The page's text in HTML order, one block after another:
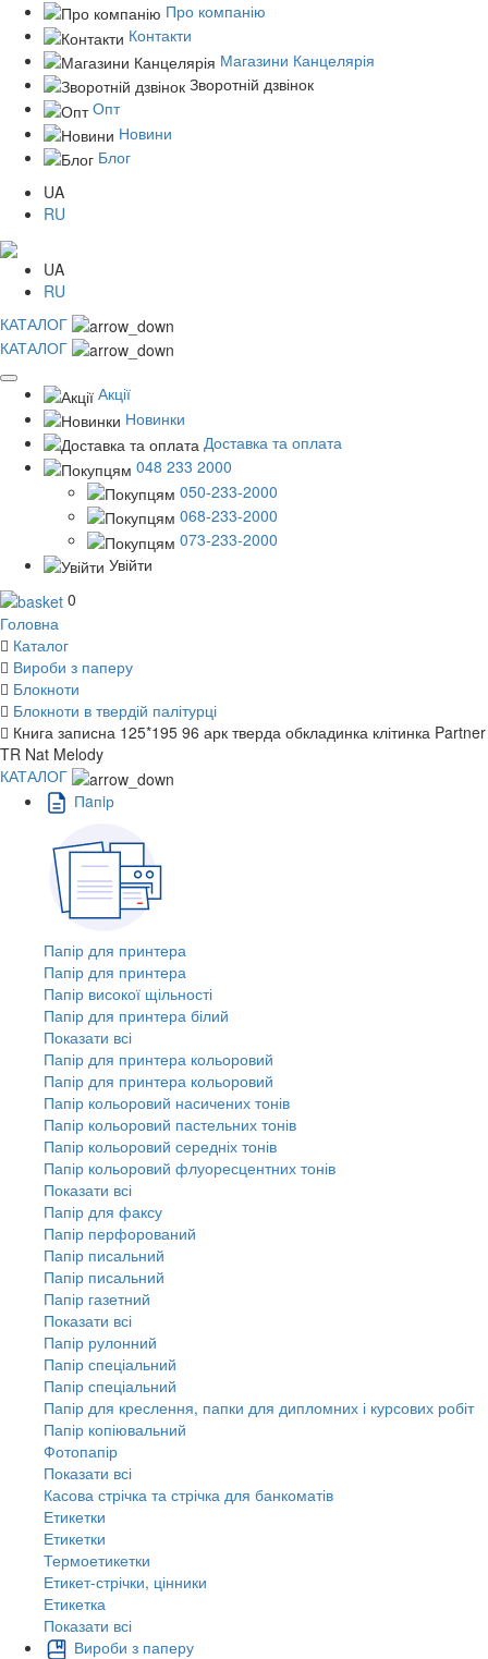
Про компанію
Контакти
Магазини Канцелярія
Зворотній дзвінок
Опт
Новини
Блог
UA
RU
UA
RU
КАТАЛОГ
КАТАЛОГ
Акції
Новинки
Доставка та оплата
048 233 2000
050-233-2000
068-233-2000
073-233-2000
Увійти
0
Головна
Каталог
Вироби з паперу
Блокноти
Блокноти в твердій палітурці
Книга записна 125*195 96 арк тверда обкладинка клітинка Partner
TR Nat Melody
КАТАЛОГ
Пaпiр
Папір для принтера
Папір для принтера
Папір високої щільності
Папір для принтера білий
Показати всі
Папір для принтера кольоровий
Папір для принтера кольоровий
Папір кольоровий насичених тонів
Папір кольоровий пастельних тонів
Папір кольоровий середніх тонів
Папір кольоровий флуоресцентних тонів
Показати всі
Папір для факсу
Папір перфорований
Папір писальний
Папір писальний
Папір газетний
Показати всі
Папір рулонний
Папір спеціальний
Папір спеціальний
Папір для креслення, папки для дипломних і курсових робіт
Папір копіювальний
Фотопапір
Показати всі
Касова стрічка та стрічка для банкоматів
Етикетки
Етикетки
Термоетикетки
Етикет-стрічки, цінники
Етикетка
Показати всі
Вироби з паперу